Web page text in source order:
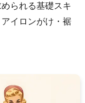
られる基礎スキ
イロンがけ・裾